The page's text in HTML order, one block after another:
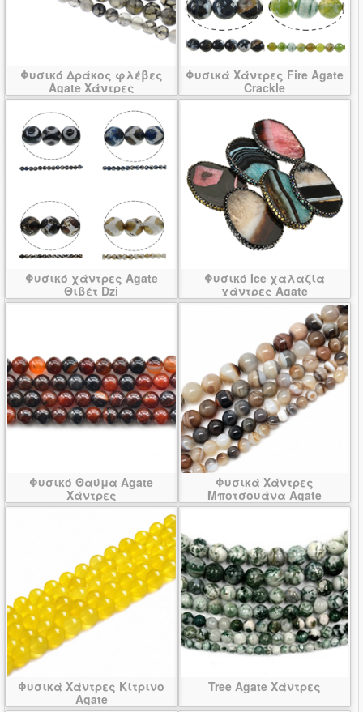
Φυσικό Δράκος φλέβες
Agate Χάντρες
Φυσικά Χάντρες Fire Agate
Crackle
Φυσικό χάντρες Agate
Θιβέτ Dzi
Φυσικό Ice χαλαζία
χάντρες Agate
Φυσικό Θαύμα Agate
Χάντρες
Φυσικά Χάντρες
Μποτσουάνα Agate
Φυσικά Χάντρες Κίτρινο
Agate
Tree Agate Χάντρες